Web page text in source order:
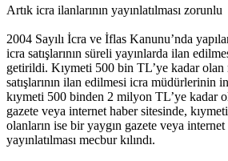
Artık icra ilanlarının yayınlatılması zorunlu
2004 Sayılı İcra ve İflas Kanunu’nda
icra satışlarının süreli yayınlarda ilan
getirildi. Kıymeti 500 bin TL’ye kadar
satışlarının ilan edilmesi icra müdürlerinin
kıymeti 500 binden 2 milyon TL’ye kadar
gazete veya internet haber sitesinde,
olanların ise bir yaygın gazete veya
yayınlatılması mecbur kılındı.